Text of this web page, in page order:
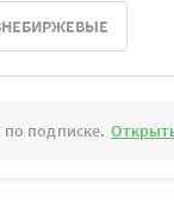
подписке.